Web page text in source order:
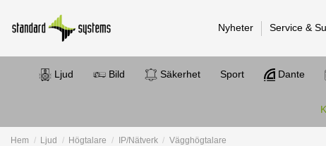
Nyheter Service &
Ljud Bild Säkerhet Sport Dante
Hem Ljud Högtalare IP/Nätverk Vägghögtalare